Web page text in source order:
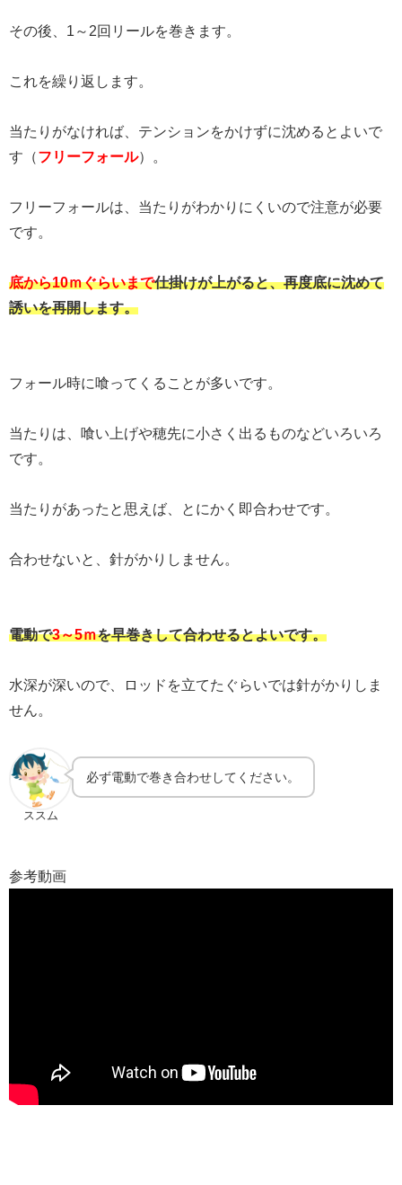
その後、1～2回リールを巻きます。
これを繰り返します。
当たりがなければ、テンションをかけずに沈めるとよいで
す（フリーフォール）。
フリーフォールは、当たりがわかりにくいので注意が必要
です。
底から10ｍぐらいまで仕掛けが上がると、再度底に沈めて
誘いを再開します。
フォール時に喰ってくることが多いです。
当たりは、喰い上げや穂先に小さく出るものなどいろいろ
です。
当たりがあったと思えば、とにかく即合わせです。
合わせないと、針がかりしません。
電動で3～5ｍを早巻きして合わせるとよいです。
水深が深いので、ロッドを立てたぐらいでは針がかりしま
せん。
ススム
必ず電動で巻き合わせしてください。
参考動画